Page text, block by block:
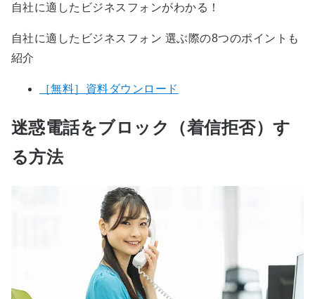
自社に適したビジネスフォンがわかる！
自社に適したビジネスフォン 選ぶ際の8つのポイントも
紹介
［無料］資料ダウンロード
迷惑電話をブロック（着信拒否）す
る方法